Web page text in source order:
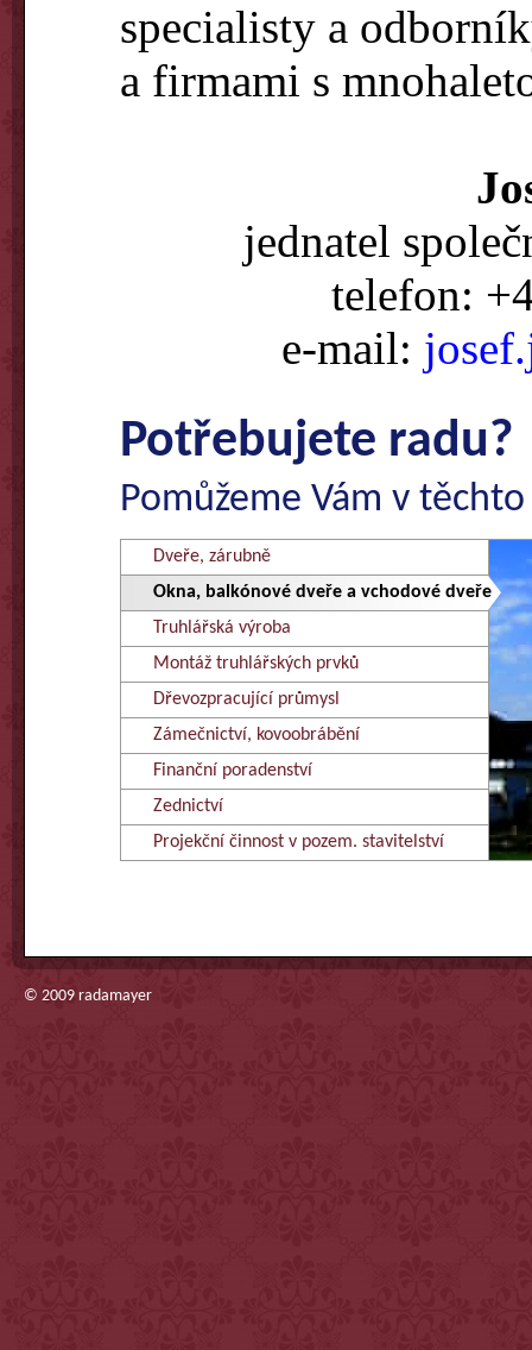
specialisty a
a firmami s
jednatel
telefon:
e-mail:
Potřebujete radu?
Pomůžeme Vám v
Dveře, zárubně
Okna, balkónové dveře a vchodové dveře
Truhlářská výroba
Montáž truhlářských prvků
Dřevozpracující průmysl
Zámečnictví, kovoobrábění
Finanční poradenství
Zednictví
Projekční činnost v pozem. stavitelství
© 2009 radamayer